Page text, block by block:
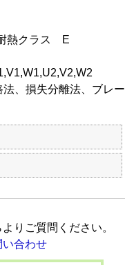
クラス E
損失分離法、ブレー
りご質問ください。